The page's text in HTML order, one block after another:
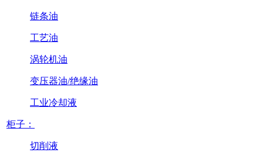
链条油
工艺油
涡轮机油
变压器油/绝缘油
工业冷却液
柜子：
切削液